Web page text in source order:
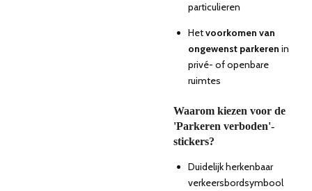
particulieren
Hetvoorkomen van
ongewenst parkeren in
privé- of openbare
ruimtes
Waarom kiezen voor de
'Parkeren verboden'-
stickers?
Duidelijk herkenbaar
verkeersbordsymbool